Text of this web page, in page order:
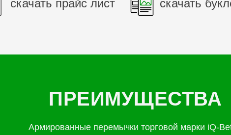
скачать прайс лист скачать
ПРЕИМУЩЕСТВА
Армированные перемычки торговой марки iQ-